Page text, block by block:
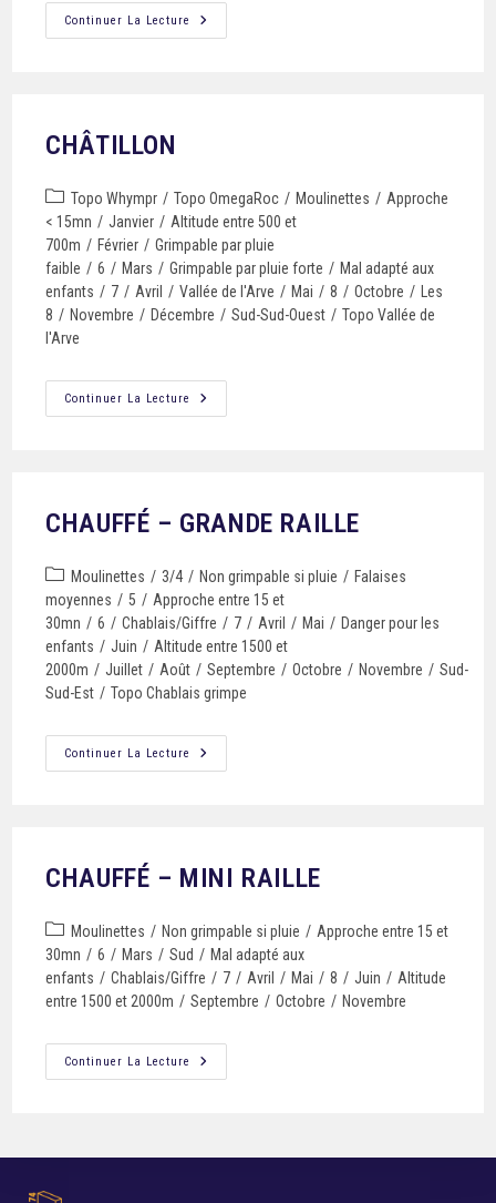
Continuer La Lecture
CHÂTILLON
Topo Whympr / Topo OmegaRoc / Moulinettes / Approche
< 15mn / Janvier / Altitude entre 500 et
700m / Février / Grimpable par pluie
faible / 6 / Mars / Grimpable par pluie forte / Mal adapté aux
enfants / 7 / Avril / Vallée de l'Arve / Mai / 8 / Octobre /
Les
8 / Novembre / Décembre / Sud-Sud-Ouest / Topo Vallée de
l'Arve
Continuer La Lecture
CHAUFFÉ – GRANDE RAILLE
Moulinettes / 3/4 / Non grimpable si pluie / Falaises
moyennes / 5 / Approche entre 15 et
30mn / 6 / Chablais/Giffre / 7 / Avril / Mai / Danger pour les
enfants / Juin / Altitude entre 1500 et
2000m / Juillet / Août / Septembre / Octobre / Novembre / Sud-
Sud-Est / Topo Chablais grimpe
Continuer La Lecture
CHAUFFÉ – MINI RAILLE
Moulinettes / Non grimpable si pluie / Approche entre 15 et
30mn / 6 / Mars / Sud / Mal adapté aux
enfants / Chablais/Giffre / 7 / Avril / Mai / 8 / Juin / Altitude
entre 1500 et 2000m / Septembre / Octobre / Novembre
Continuer La Lecture